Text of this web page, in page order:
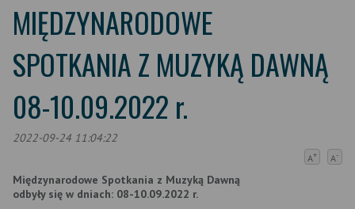
MIĘDZYNARODOWE
SPOTKANIA Z MUZYKĄ DAWNĄ
08-10.09.2022 r.
2022-09-24 11:04:22
A+ A-
Międzynarodowe Spotkania z Muzyką Dawną
odbyły się w dniach: 08-10.09.2022 r.